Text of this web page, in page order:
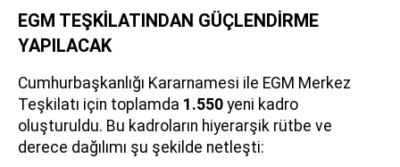
EGM TEŞKİLATINDAN GÜÇLENDİRME
YAPILACAK
Cumhurbaşkanlığı Kararnamesi ile EGM Merkez
Teşkilatı için toplamda 1.550 yeni kadro
oluşturuldu. Bu kadroların hiyerarşik rütbe ve
derece dağılımı şu şekilde netleşti: